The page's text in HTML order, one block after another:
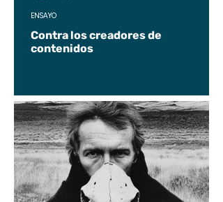
Contra los creadores de
contenidos
ENSAYO